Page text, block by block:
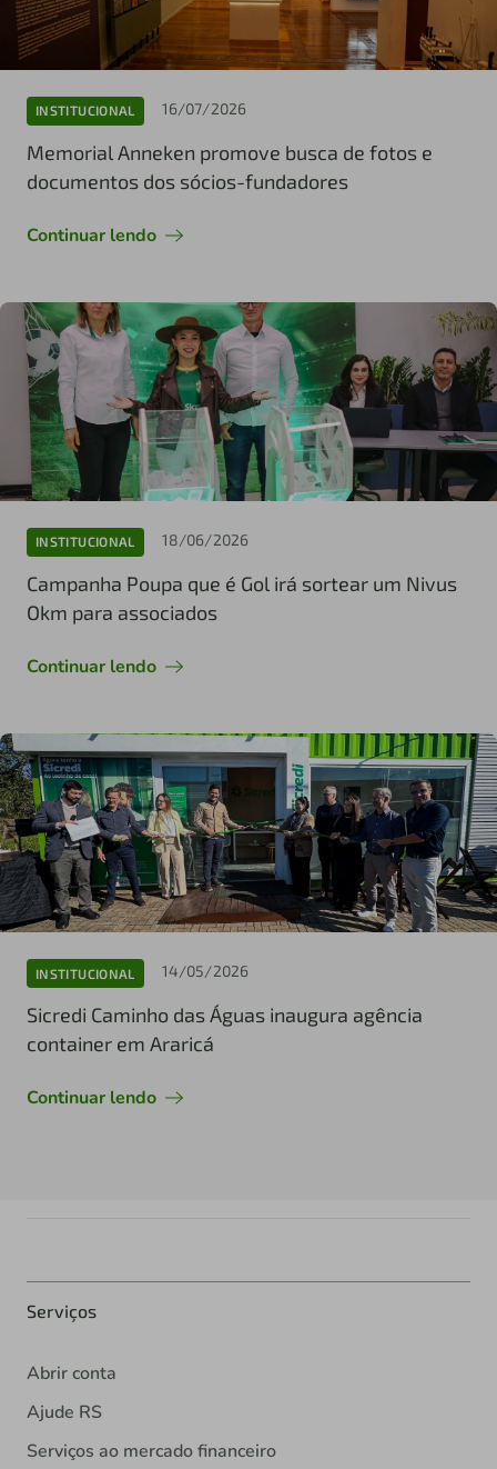
INSTITUCIONAL 16/07/2026
Memorial Anneken promove busca de fotos e
documentos dos sócios-fundadores
Continuar lendo
INSTITUCIONAL 18/06/2026
Campanha Poupa que é Gol irá sortear um Nivus
Okm para associados
Continuar lendo
INSTITUCIONAL 14/05/2026
Sicredi Caminho das Águas inaugura agência
container em Araricá
Continuar lendo
Serviços
Abrir conta
Ajude RS
Serviços ao mercado financeiro